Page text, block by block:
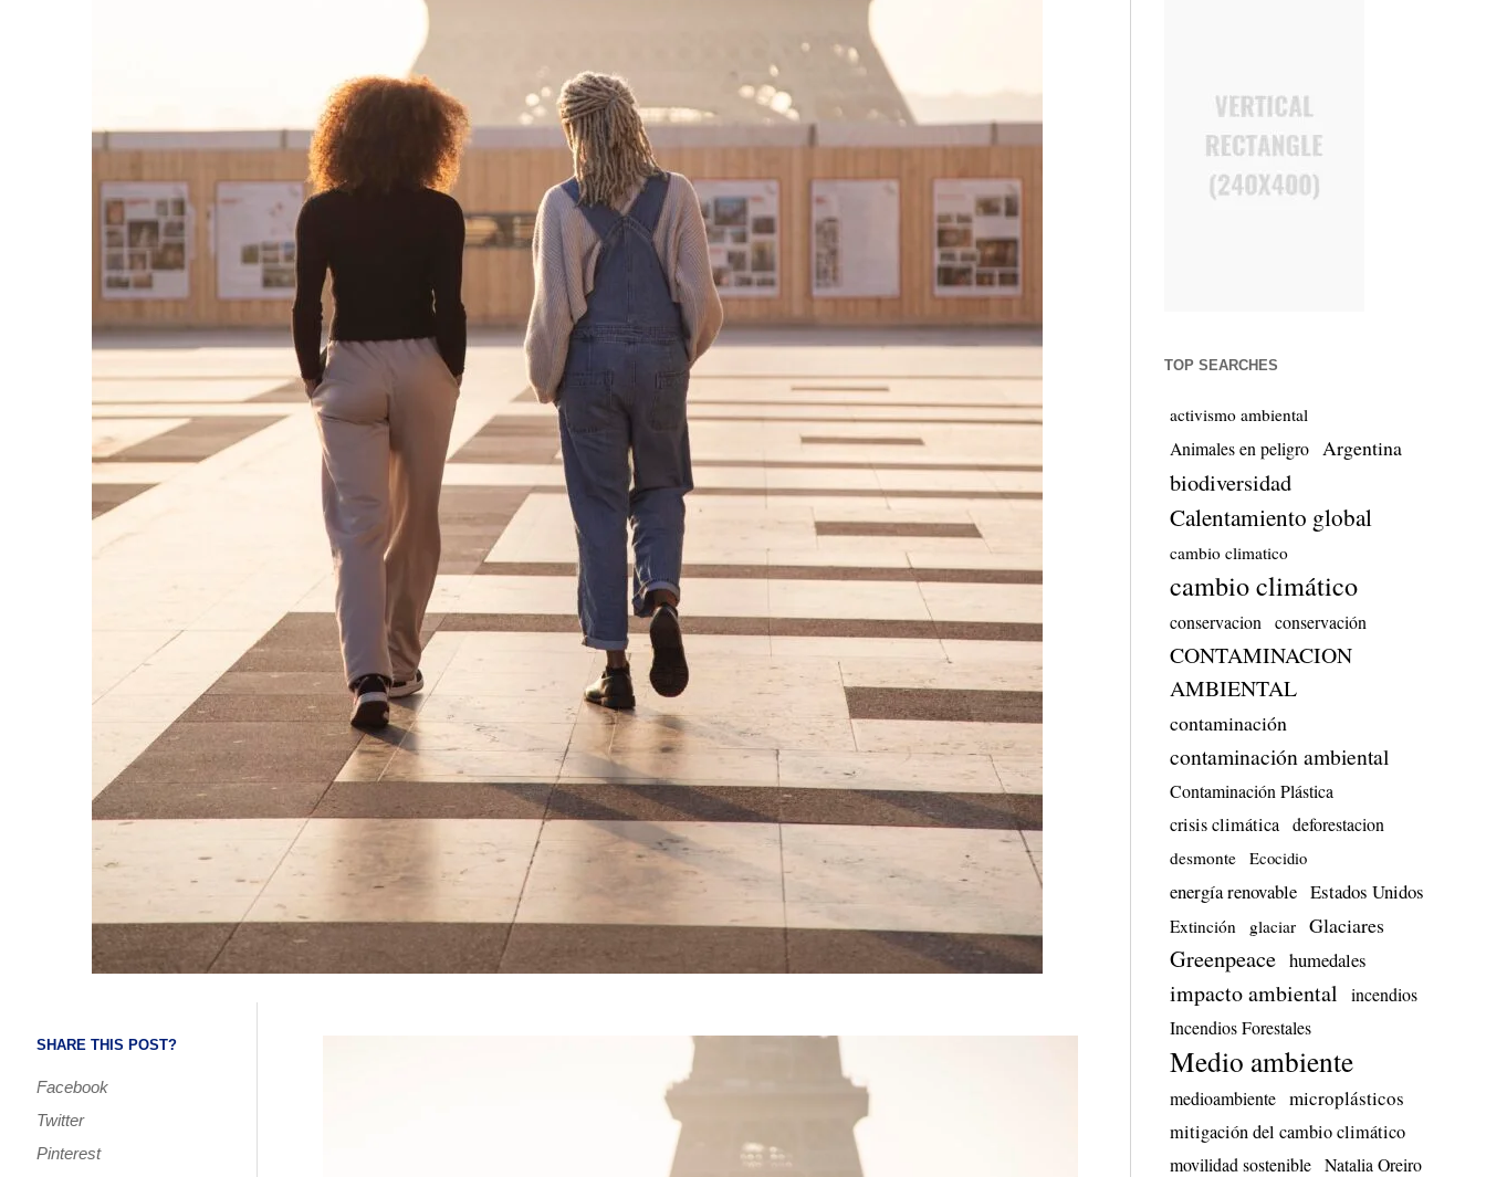
SHARE THIS POST?
Facebook
Twitter
Pinterest
TOP SEARCHES
activismo ambiental
Animales en peligro Argentina
biodiversidad
Calentamiento global
cambio climatico
cambio climático
conservacion conservación
CONTAMINACION
AMBIENTAL
contaminación
contaminación ambiental
Contaminación Plástica
crisis climática deforestacion
desmonte Ecocidio
energía renovable Estados Unidos
Extinción glaciar Glaciares
Greenpeace humedales
impacto ambiental
incendios
Incendios Forestales
Medio ambiente
medioambiente microplásticos
mitigación del cambio climático
movilidad sostenible Natalia Oreiro